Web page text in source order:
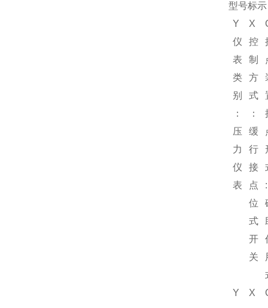
型号标示
Y
X
仪
表
类
别
：
压
力
仪
表
控
制
方
式
：
缓
行
接
点
位
式
开
关
:
Y
X